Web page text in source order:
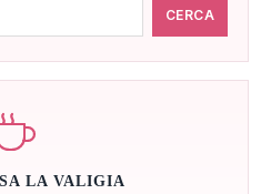
LA VALIGIA